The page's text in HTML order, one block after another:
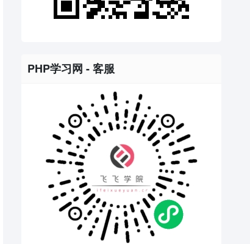
PHP学习网 - 客服